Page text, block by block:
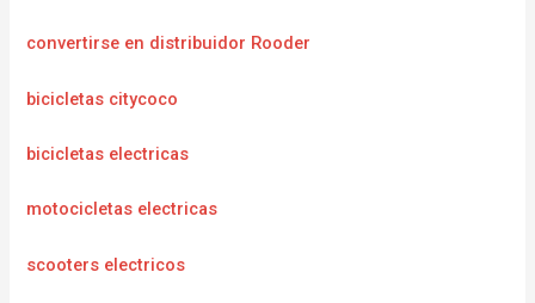
convertirse en distribuidor Rooder
bicicletas citycoco
bicicletas electricas
motocicletas electricas
scooters electricos